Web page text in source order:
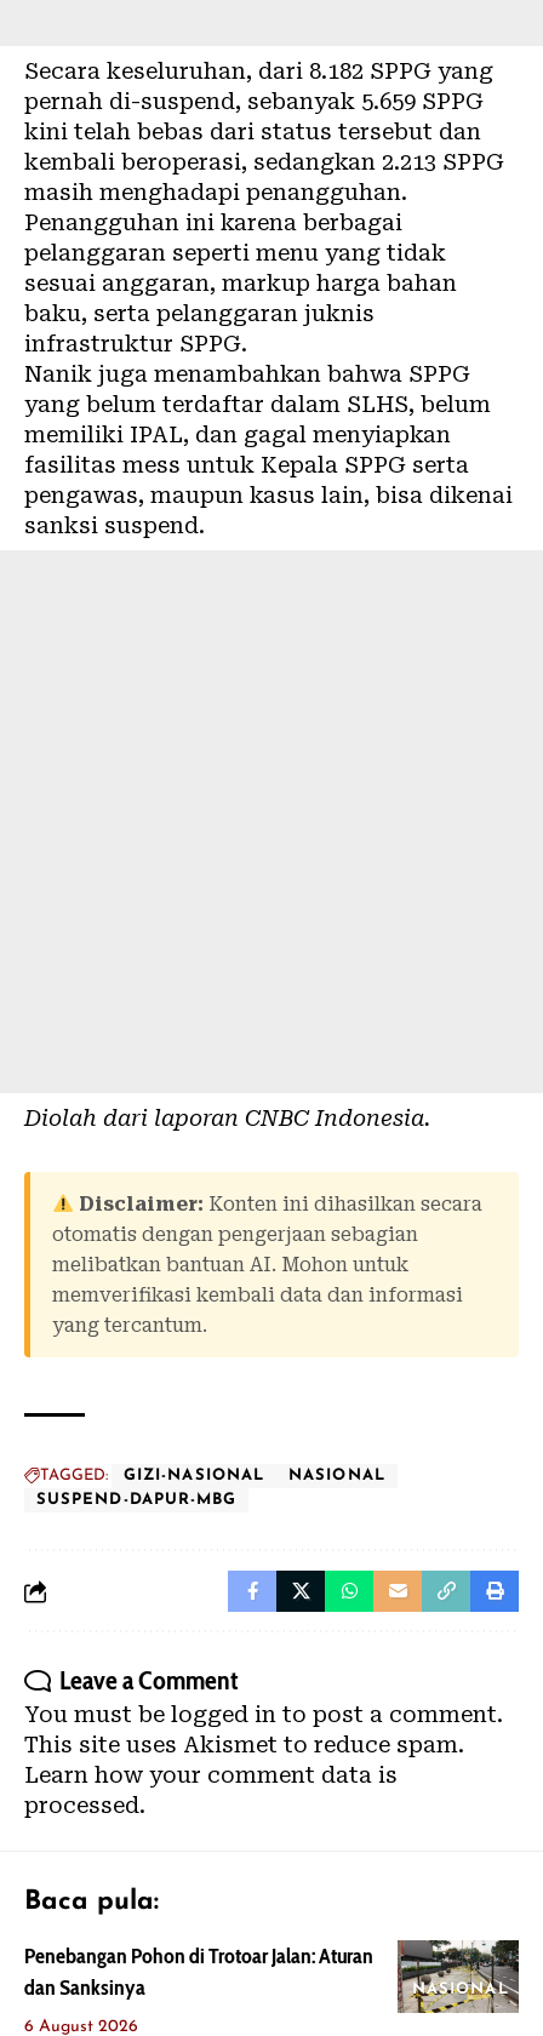
Secara keseluruhan, dari 8.182 SPPG yang
pernah di-suspend, sebanyak 5.659 SPPG
kini telah bebas dari status tersebut dan
kembali beroperasi, sedangkan 2.213 SPPG
masih menghadapi penangguhan.
Penangguhan ini karena berbagai
pelanggaran seperti menu yang tidak
sesuai anggaran, markup harga bahan
baku, serta pelanggaran juknis
infrastruktur SPPG.
Nanik juga menambahkan bahwa SPPG
yang belum terdaftar dalam SLHS, belum
memiliki IPAL, dan gagal menyiapkan
fasilitas mess untuk Kepala SPPG serta
pengawas, maupun kasus lain, bisa dikenai
sanksi suspend.
Diolah dari laporan CNBC Indonesia.
Disclaimer: Konten ini dihasilkan secara
otomatis dengan pengerjaan sebagian
melibatkan bantuan AI. Mohon untuk
memverifikasi kembali data dan informasi
yang tercantum.
TAGGED: GIZI-NASIONAL
NASIONAL
SUSPEND-DAPUR-MBG
Leave a Comment
You must be logged in to post a comment.
This site uses Akismet to reduce spam.
Learn how your comment data is
processed.
Baca pula:
NASIONAL
Penebangan Pohon di Trotoar Jalan: Aturan
dan Sanksinya
6 August 2026